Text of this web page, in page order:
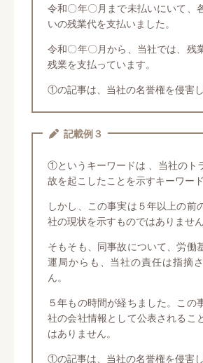
令和〇年〇月まで未払いにいて、
いの残業代を支払いました。
令和〇年〇月から、当社では、残
残業を支払っています。
①の記事は、当社の名誉権を侵害し
記載例３
①というキーワードは 、当社のト
故を起こしたことを示すキーワード
しかし、この事実は５年以上の前
社の現状を示すものではありません
そもそも、同事故について、労働
運局からも、当社の責任は指摘
ん。
５年もの時間が経ちました。この
社の会社情報として公表されるこ
はありません。
①の記事は、当社の名誉権を侵害し